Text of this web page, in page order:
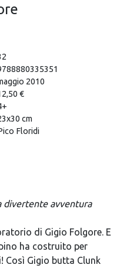
2010
€
cm
Floridi
divertente avventura
di Gigio Folgore. E
ha costruito per
Così Gigio butta Clunk